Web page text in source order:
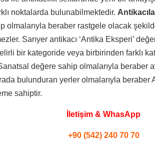
noktalarda bulunabilmektedir.
olmalarıyla beraber rastgele olacak
Sarıyer antikacı ‘Antika Eksperi’
bir kategoride veya birbirinden farklı
değere sahip olmalarıyla beraber
bulunduran yerler olmalarıyla beraber
sahiptir.
İletişim & WhasApp
+90 (542) 240 70 70